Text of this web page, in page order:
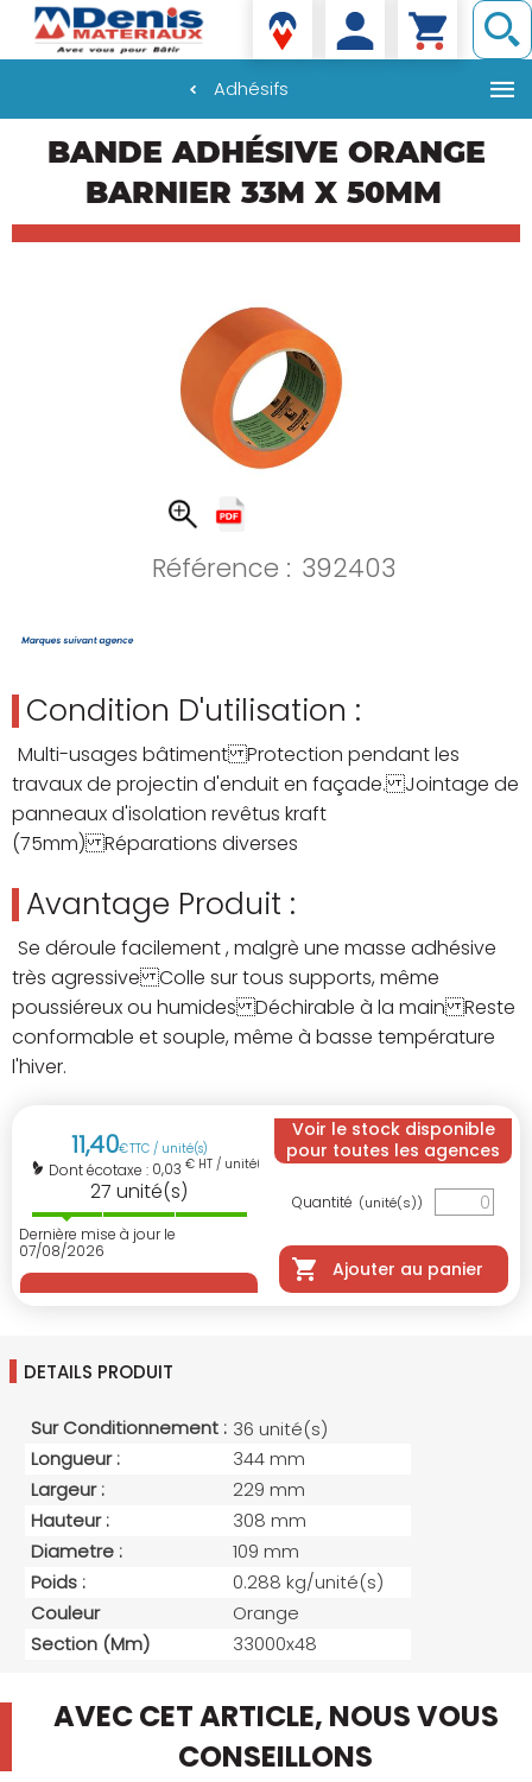
Denis matériaux
Adhésifs
BANDE ADHÉSIVE ORANGE
BARNIER 33M X 50MM
Référence : 392403
Condition D'utilisation :
Multi-usages bâtiment Protection pendant les
travaux de projectin d'enduit en façade. Jointage de
panneaux d'isolation revêtus kraft
(75mm) Réparations diverses
Avantage Produit :
Se déroule facilement , malgrè une masse adhésive
très agressive Colle sur tous supports, même
poussiéreux ou humides Déchirable à la main Reste
conformable et souple, même à basse température
l'hiver.
11,40€TTC / unité(s)
Dont écotaxe : 0,03 € HT / unité(s)
27 unité(s)
Dernière mise à jour le
07/08/2026
Voir le stock disponible
pour toutes les agences
Quantité (unité(s))
Ajouter au panier
DETAILS PRODUIT
Sur Conditionnement : 36 unité(s)
Longueur :
344 mm
Largeur :
229 mm
Hauteur :
308 mm
Diametre :
109 mm
Poids :
0.288 kg/unité(s)
Couleur
Orange
Section (mm)
33000x48
AVEC CET ARTICLE, NOUS VOUS
CONSEILLONS